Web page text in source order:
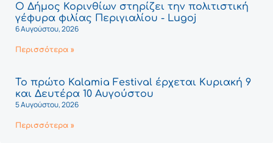
Ο Δήμος Κορινθίων στηρίζει την πολιτιστική
γέφυρα φιλίας Περιγιαλίου - Lugoj
6 Αυγούστου, 2026
Περισσότερα »
Το πρώτο Kalamia Festival έρχεται Κυριακή 9
και Δευτέρα 10 Αυγούστου
5 Αυγούστου, 2026
Περισσότερα »